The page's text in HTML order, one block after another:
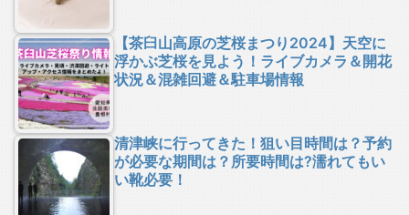
【茶臼山高原の芝桜まつり2024】天空に
浮かぶ芝桜を見よう！ライブカメラ＆開花
状況＆混雑回避＆駐車場情報
清津峡に行ってきた！狙い目時間は？予約
が必要な期間は？所要時間は?濡れてもい
い靴必要！